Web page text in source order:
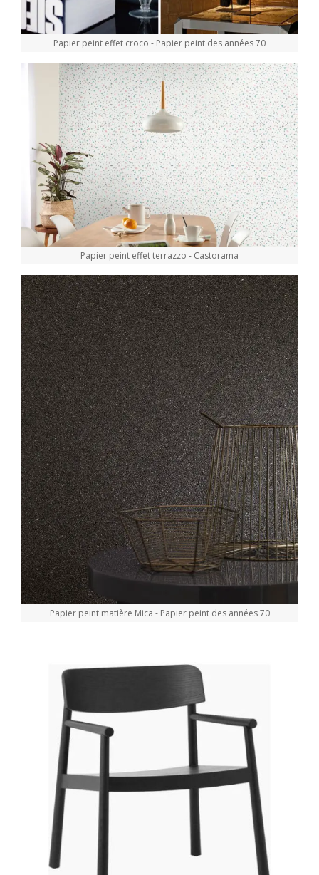
Papier peint effet croco - Papier peint des années 70
Papier peint effet terrazzo - Castorama
Papier peint matière Mica - Papier peint des années 70